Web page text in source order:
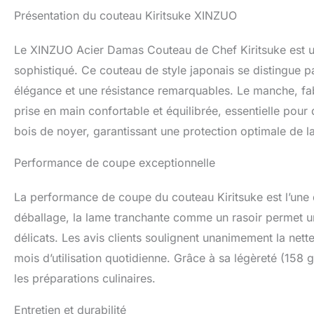
vous pouvez
Le design
une agilité
pas facile à
rendant la coupe
artisans utilisent
soigneusement
une utilisation
un choix idéal
ainsi qu'à un
raison que ce
Présentation du couteau Kiritsuke XINZUO
Le XINZUO Acier Damas Couteau de Chef Kiritsuke
sophistiqué. Ce couteau de style japonais se distingue
élégance et une résistance remarquables. Le manche,
prise en main confortable et équilibrée, essentielle
bois de noyer, garantissant une protection optimale de
Performance de coupe exceptionnelle
La performance de coupe du couteau Kiritsuke est
déballage, la lame tranchante comme un rasoir permet
délicats. Les avis clients soulignent unanimement la
mois d’utilisation quotidienne. Grâce à sa légèreté
les préparations culinaires.
Entretien et durabilité